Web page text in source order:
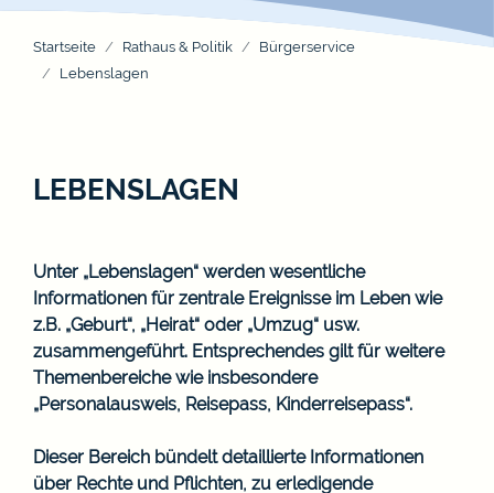
Startseite Rathaus & Politik
Bürgerservice
Lebenslagen
LEBENSLAGEN
Unter „Lebenslagen“ werden wesentliche
Informationen für zentrale Ereignisse im Leben wie
z.B. „Geburt“, „Heirat“ oder „Umzug“ usw.
zusammengeführt. Entsprechendes gilt für weitere
Themenbereiche wie insbesondere
„Personalausweis, Reisepass, Kinderreisepass“.
Dieser Bereich bündelt detaillierte Informationen
über Rechte und Pflichten, zu erledigende